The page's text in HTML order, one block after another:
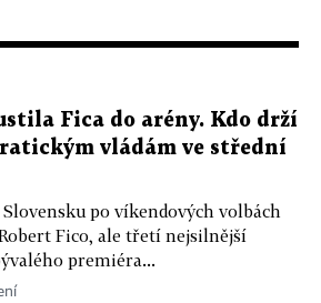
Fica do arény. Kdo drží
vládám ve střední
po víkendových volbách
Fico, ale třetí nejsilnější
premiéra...